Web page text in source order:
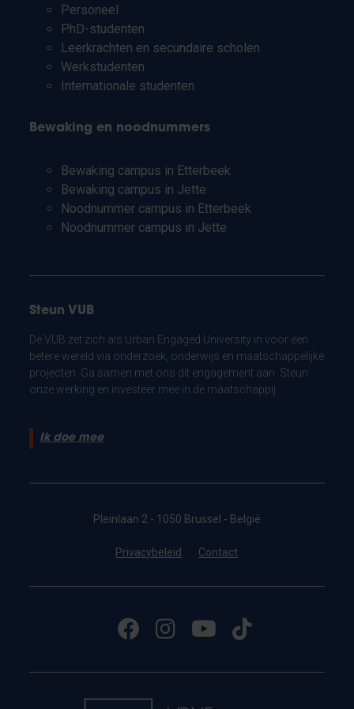
Personeel
PhD-studenten
Leerkrachten en secundaire scholen
Werkstudenten
Internationale studenten
Bewaking en noodnummers
Bewaking campus in Etterbeek
Bewaking campus in Jette
Noodnummer campus in Etterbeek
Noodnummer campus in Jette
Steun VUB
De VUB zet zich als Urban Engaged University in voor een
betere wereld via onderzoek, onderwijs en maatschappelijke
projecten. Ga samen met ons dit engagement aan. Steun
onze werking en investeer mee in de maatschappij.
Ik doe mee
Pleinlaan 2 - 1050 Brussel - België
Privacybeleid Contact